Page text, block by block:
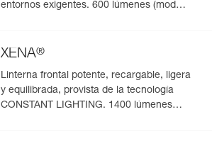
entornos exigentes. 600 lúmenes (modo
XENA®
Linterna frontal potente, recargable, ligera
y equilibrada, provista de la tecnología
CONSTANT LIGHTING. 1400 lúmenes